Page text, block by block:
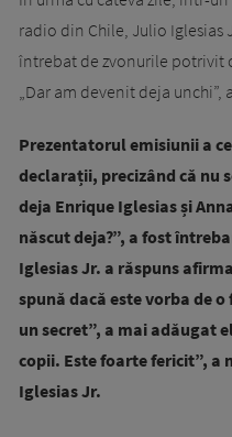
radio din Chile, Julio Iglesias
întrebat de zvonurile potrivit
„Dar am devenit deja unchi”,
Prezentatorul emisiunii a
declarații, precizând că nu
deja Enrique Iglesias și
născut deja?”, a fost
Iglesias Jr. a răspuns
spună dacă este vorba de
un secret”, a mai adăugat
copii. Este foarte fericit”, a
Iglesias Jr.